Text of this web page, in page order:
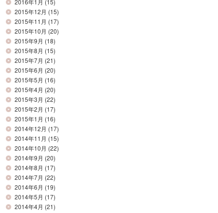
2015年12月 (15)
2015年11月 (17)
2015年10月 (20)
2015年9月 (18)
2015年8月 (15)
2015年7月 (21)
2015年6月 (20)
2015年5月 (16)
2015年4月 (20)
2015年3月 (22)
2015年2月 (17)
2015年1月 (16)
2014年12月 (17)
2014年11月 (15)
2014年10月 (22)
2014年9月 (20)
2014年8月 (17)
2014年7月 (22)
2014年6月 (19)
2014年5月 (17)
2014年4月 (21)